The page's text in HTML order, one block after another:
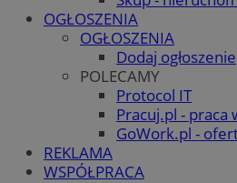
OGŁOSZENIA
OGŁOSZENIA
Dodaj ogłoszenie
POLECAMY
Protocol IT
Pracuj.pl - praca
GoWork.pl -
REKLAMA
WSPÓŁPRACA